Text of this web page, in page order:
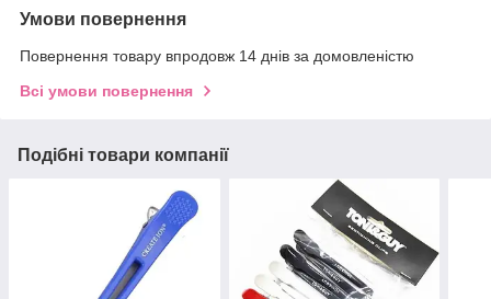
Умови повернення
Повернення товару впродовж 14 днів за домовленістю
Всі умови повернення
Подібні товари компанії